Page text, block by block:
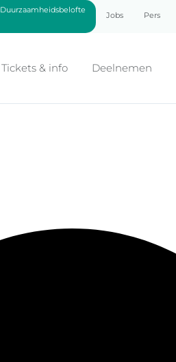
Duurzaamheidsbelofte
Jobs Pers
Tickets & info Deelnemen